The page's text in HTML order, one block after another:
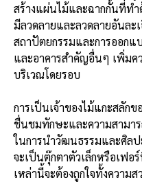
สร้างแผ่นไม้และฉากกั้นที่ท
มีลวดลายและลวดลายอันล
สถาปัตยกรรมและการออกแ
และอาคารสำคัญอื่นๆ เพิ่มค
บริเวณโดยรอบ
การเป็นเจ้าของไม้แกะสลักข
ชื่นชมทักษะและความสามา
ในการนำวัฒนธรรมและศิล
จะเป็นตุ๊กตาตัวเล็กหรือเฟอ
เหล่านี้จะต้องถูกใจทั้งความ